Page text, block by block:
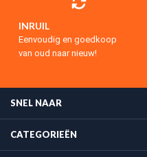
INRUIL
Eenvoudig en goedkoop
van oud naar nieuw!
SNEL NAAR
CATEGORIEËN